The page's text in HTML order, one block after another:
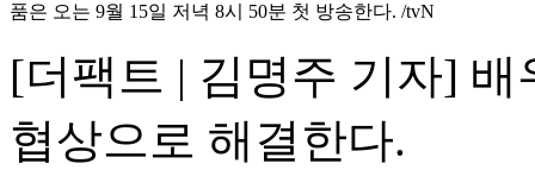
품은 오는 9월 15일 저녁 8시 50분 첫 방송한다. /tvN
[더팩트 | 김명주 기자]
협상으로 해결한다.